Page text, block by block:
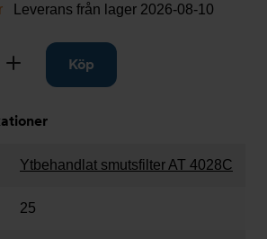
Leverans från lager 2026-08-10
Lägg tillKöp
Ytbehandlat smutsfilter AT 4028C
25